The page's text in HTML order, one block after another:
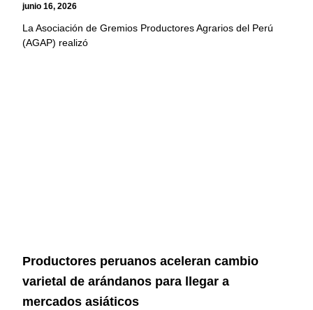
junio 16, 2026
La Asociación de Gremios Productores Agrarios del Perú
(AGAP) realizó
Productores peruanos aceleran cambio
varietal de arándanos para llegar a
mercados asiáticos